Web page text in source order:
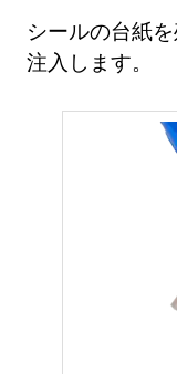
シールの台紙
注入します。